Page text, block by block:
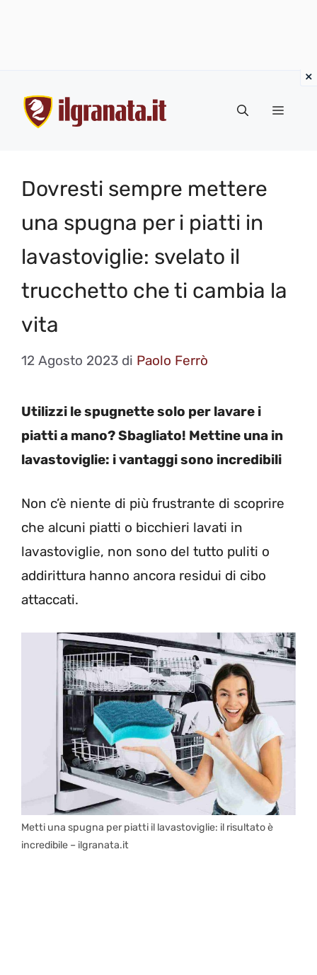
contenuto
Menu
Dovresti sempre mettere
una spugna per i piatti in
lavastoviglie: svelato il
trucchetto che ti cambia la
vita
12 Agosto 2023 di Paolo Ferrò
Utilizzi le spugnette solo per lavare i
piatti a mano? Sbagliato! Mettine una in
lavastoviglie: i vantaggi sono incredibili
Non c’è niente di più frustrante di scoprire
che alcuni piatti o bicchieri lavati in
lavastoviglie, non sono del tutto puliti o
addirittura hanno ancora residui di cibo
attaccati.
Metti una spugna per piatti il lavastoviglie: il risultato è
incredibile – ilgranata.it